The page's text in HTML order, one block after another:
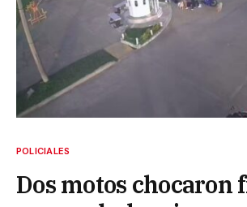
POLICIALES
Dos motos chocaron